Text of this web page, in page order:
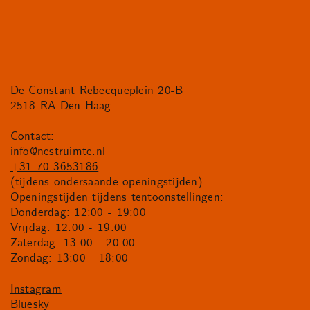
De Constant Rebecqueplein 20-B
2518 RA Den Haag
Contact:
info@nestruimte.nl
+31 70 3653186
(tijdens ondersaande openingstijden)
Openingstijden tijdens tentoonstellingen:
Donderdag: 12:00 - 19:00
Vrijdag: 12:00 - 19:00
Zaterdag: 13:00 - 20:00
Zondag: 13:00 - 18:00
Instagram
Bluesky